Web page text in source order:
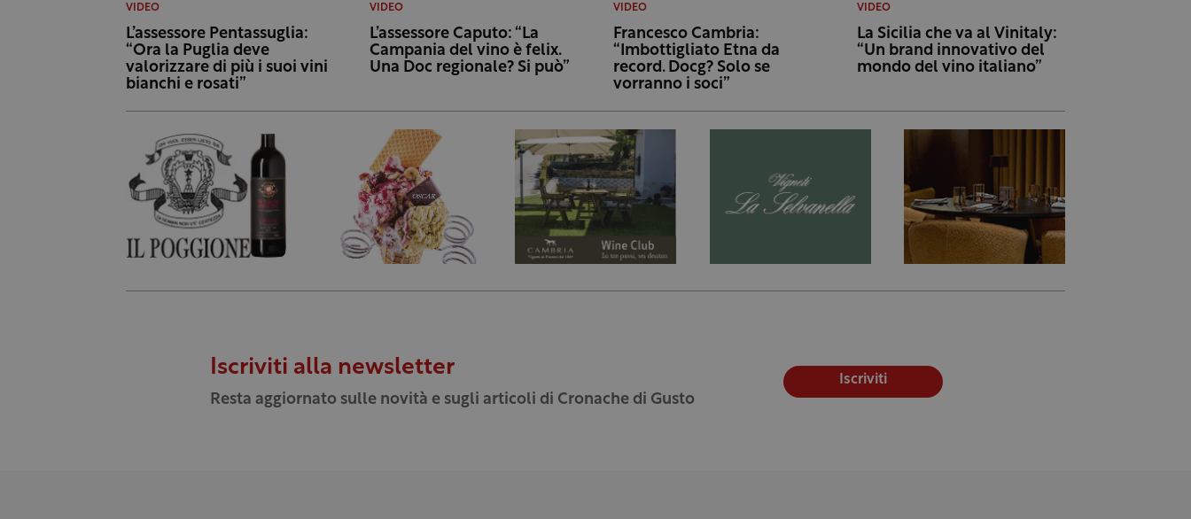
VIDEO
L’assessore Pentassuglia:
“Ora la Puglia deve
valorizzare di più i suoi vini
bianchi e rosati”
VIDEO
L’assessore Caputo: “La
Campania del vino è felix.
Una Doc regionale? Si può”
VIDEO
Francesco Cambria:
“Imbottigliato Etna da
record. Docg? Solo se
vorranno i soci”
VIDEO
La Sicilia che va al Vinitaly:
“Un brand innovativo del
mondo del vino italiano”
Iscriviti alla newsletter
Resta aggiornato sulle novità e sugli articoli di Cronache di Gusto
Iscriviti